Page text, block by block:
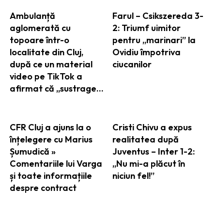
Ambulanță
aglomerată cu
topoare într-o
localitate din Cluj,
după ce un material
video pe TikTok a
afirmat că „sustrage…
Farul – Csikszereda 3-
2: Triumf uimitor
pentru „marinari” la
Ovidiu împotriva
ciucanilor
CFR Cluj a ajuns la o
înțelegere cu Marius
Șumudică »
Comentariile lui Varga
și toate informațiile
despre contract
Cristi Chivu a expus
realitatea după
Juventus – Inter 1-2:
„Nu mi-a plăcut în
niciun fel!”